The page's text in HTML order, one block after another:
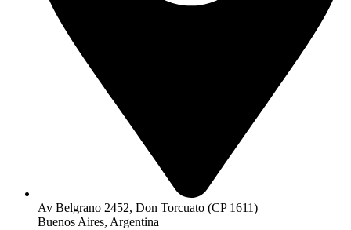
Av Belgrano 2452, Don Torcuato (CP 1611)
Buenos Aires, Argentina